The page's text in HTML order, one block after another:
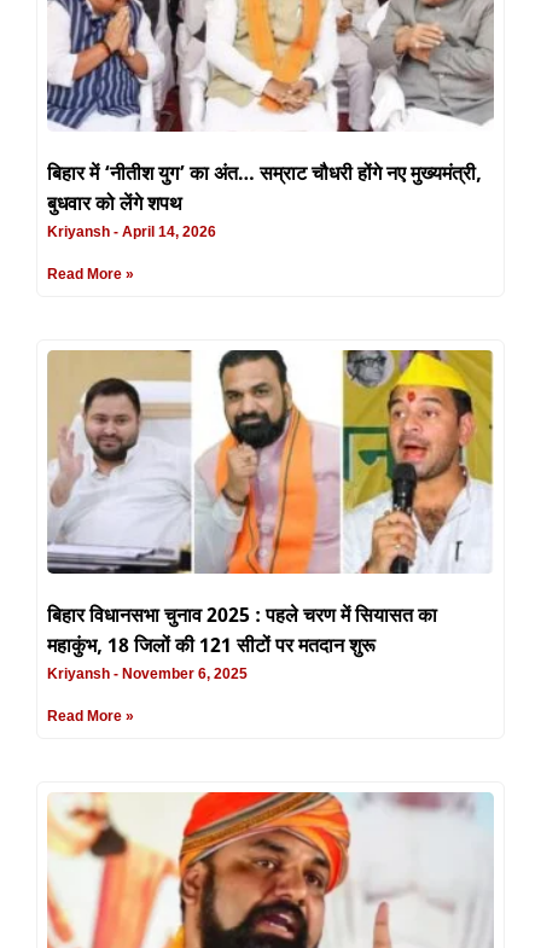
बिहार में ‘नीतीश युग’ का अंत… सम्राट चौधरी होंगे नए मुख्यमंत्री,
बुधवार को लेंगे शपथ
Kriyansh April 14, 2026
Read More »
बिहार विधानसभा चुनाव 2025 : पहले चरण में सियासत का
महाकुंभ, 18 जिलों की 121 सीटों पर मतदान शुरू
Kriyansh November 6, 2025
Read More »